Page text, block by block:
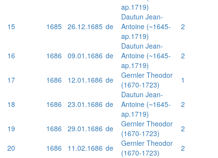
ap.1719)
15 1685 26.12.1685 de
Dautun Jean-
Antoine (~1645-
ap.1719)
2
16 1686 09.01.1686 de
Dautun Jean-
Antoine (~1645-
ap.1719)
2
17 1686 12.01.1686 de
Gernler Theodor
(1670-1723)
1
18 1686 23.01.1686 de
Dautun Jean-
Antoine (~1645-
ap.1719)
2
19 1686 29.01.1686 de
Gernler Theodor
(1670-1723)
2
20
1686 11.02.1686 de
Gernler Theodor
(1670-1723)
2